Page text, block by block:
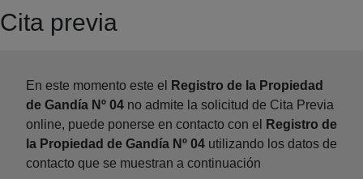
Cita previa
En este momento este el
Registro de la Propiedad
de Gandía Nº 04 no admite la solicitud de Cita Previa
online, puede ponerse en contacto con el
Registro de
la Propiedad de Gandía Nº 04 utilizando los datos de
contacto que se muestran a continuación